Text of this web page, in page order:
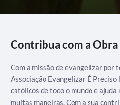
Contribua com a Obra
Com a missão de evangelizar por
Associação Evangelizar É Preciso
católicos de todo o mundo e ajuda
muitas maneiras. Com a sua